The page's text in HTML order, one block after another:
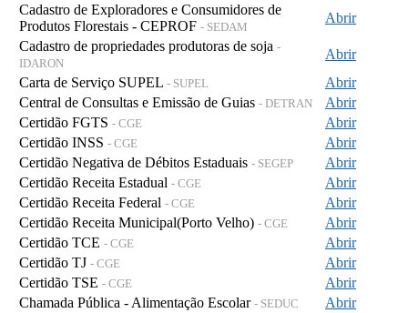
Cadastro de Exploradores e Consumidores de
Produtos Florestais - CEPROF - SEDAM
Abrir
Cadastro de propriedades produtoras de soja -
IDARON
Abrir
Carta de Serviço SUPEL - SUPEL
Abrir
Central de Consultas e Emissão de Guias - DETRAN
Abrir
Certidão FGTS - CGE
Abrir
Certidão INSS - CGE
Abrir
Certidão Negativa de Débitos Estaduais - SEGEP
Abrir
Certidão Receita Estadual - CGE
Abrir
Certidão Receita Federal - CGE
Abrir
Certidão Receita Municipal(Porto Velho) - CGE
Abrir
Certidão TCE - CGE
Abrir
Certidão TJ - CGE
Abrir
Certidão TSE - CGE
Abrir
Chamada Pública - Alimentação Escolar - SEDUC
Abrir